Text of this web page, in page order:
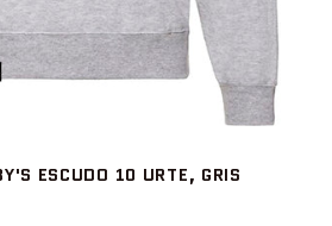
ESCUDO 10 URTE, GRIS